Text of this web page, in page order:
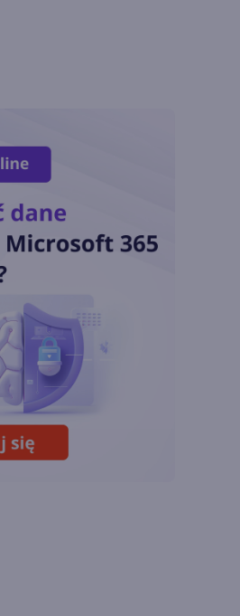
OpenAI tnie ceny
modeli GPT-5.6.
Odpowiedź na presję
Chin
chmury. Microsoft
ogłasza znakomite
wyniki i
superaplikację
Sztuczna inteligencja
wspiera odkrycia
naukowe. OpenAI
startuje z nowym